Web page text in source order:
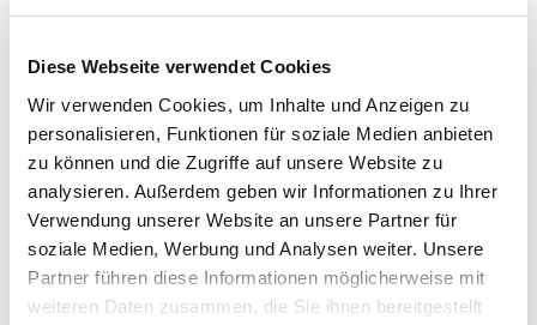
Diese Webseite verwendet Cookies
Wir verwenden Cookies, um Inhalte und Anzeigen zu
personalisieren, Funktionen für soziale Medien anbieten
zu können und die Zugriffe auf unsere Website zu
analysieren. Außerdem geben wir Informationen zu Ihrer
Verwendung unserer Website an unsere Partner für
soziale Medien, Werbung und Analysen weiter. Unsere
Partner führen diese Informationen möglicherweise mit
weiteren Daten zusammen, die Sie ihnen bereitgestellt
Tägerwilen und Philippe Schmid, Amriswil.
Daniel Krähemann, Müllheim, Daniel Schnyder,
Kreuzlingen und Stephan Frei, Schlatt. In der
Einzelwertung reichten die geschossenen
Resultate leider nicht für eine Medaille. Im C-
Match gewinnt das Team mit Nicole Wyssmann,
Ellikon an der Thur, Michael Nyffeler, Müllheim
und Patricia Facchin, Frauenfeld. Nicole